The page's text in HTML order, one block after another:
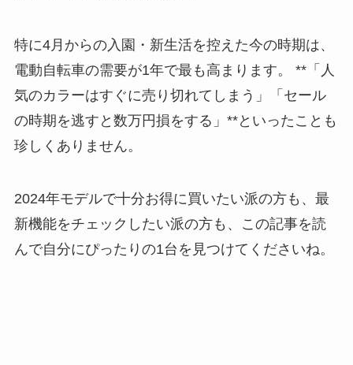
特に4月からの入園・新生活を控えた今の時期は、
電動自転車の需要が1年で最も高まります。 **「人
気のカラーはすぐに売り切れてしまう」「セール
の時期を逃すと数万円損をする」**といったことも
珍しくありません。
2024年モデルで十分お得に買いたい派の方も、最
新機能をチェックしたい派の方も、この記事を読
んで自分にぴったりの1台を見つけてくださいね。